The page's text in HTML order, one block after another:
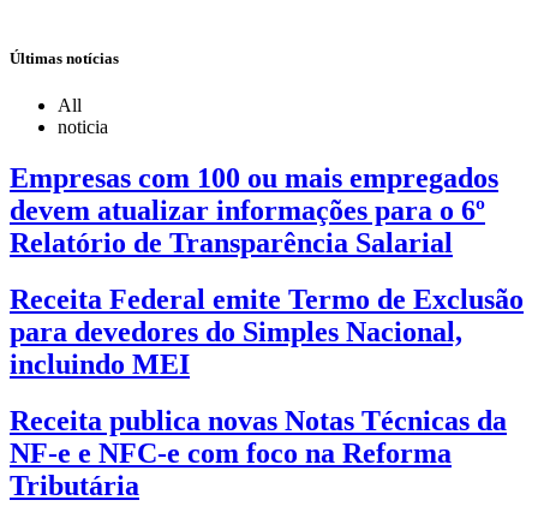
Últimas notícias
All
noticia
Empresas com 100 ou mais empregados
devem atualizar informações para o 6º
Relatório de Transparência Salarial
Receita Federal emite Termo de Exclusão
para devedores do Simples Nacional,
incluindo MEI
Receita publica novas Notas Técnicas da
NF-e e NFC-e com foco na Reforma
Tributária